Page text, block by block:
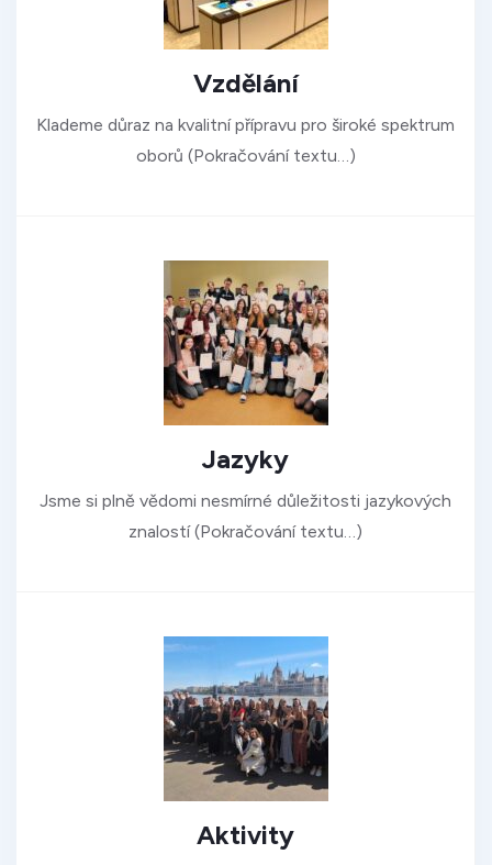
Vzdělání
Klademe důraz na kvalitní přípravu pro široké spektrum
oborů (Pokračování textu…)
Jazyky
Jsme si plně vědomi nesmírné důležitosti jazykových
znalostí (Pokračování textu…)
Aktivity